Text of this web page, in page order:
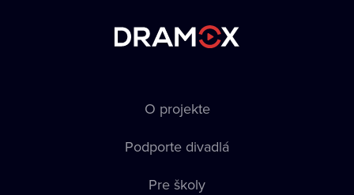
O projekte
Podporte divadlá
Pre školy